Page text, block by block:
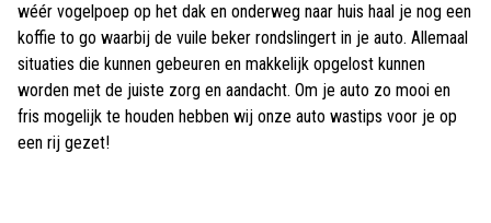
wéér vogelpoep op het dak en onderweg naar huis haal je nog een
koffie to go waarbij de vuile beker rondslingert in je auto. Allemaal
situaties die kunnen gebeuren en makkelijk opgelost kunnen
worden met de juiste zorg en aandacht. Om je auto zo mooi en
fris mogelijk te houden hebben wij onze auto wastips voor je op
een rij gezet!